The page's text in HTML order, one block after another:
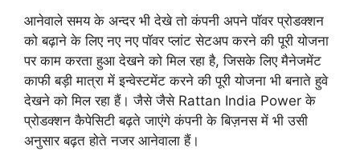
आनेवाले समय के अन्दर भी देखे तो कंपनी अपने पॉवर प्रोडक्शन
को बढ़ाने के लिए नए नए पॉवर प्लांट सेटअप करने की पूरी योजना
पर काम करता हुआ देखने को मिल रहा है, जिसके लिए मैनेजमेंट
काफी बड़ी मात्रा में इन्वेस्टमेंट करने की पूरी योजना भी बनाते हुवे
देखने को मिल रहा हैं। जैसे जैसे Rattan India Power के
प्रोडक्शन कैपेसिटी बढ़ते जाएंगे कंपनी के बिज़नस में भी उसी
अनुसार बढ़त होते नजर आनेवाला हैं।